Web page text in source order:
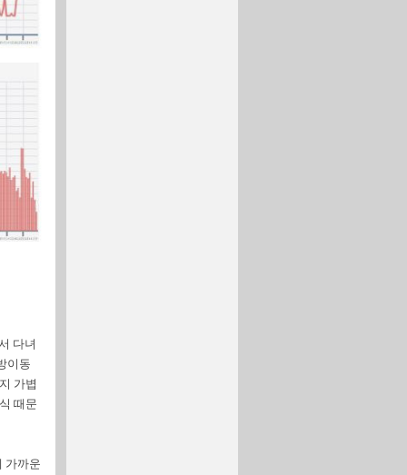
다녀
이동
가볍
때문
가까운